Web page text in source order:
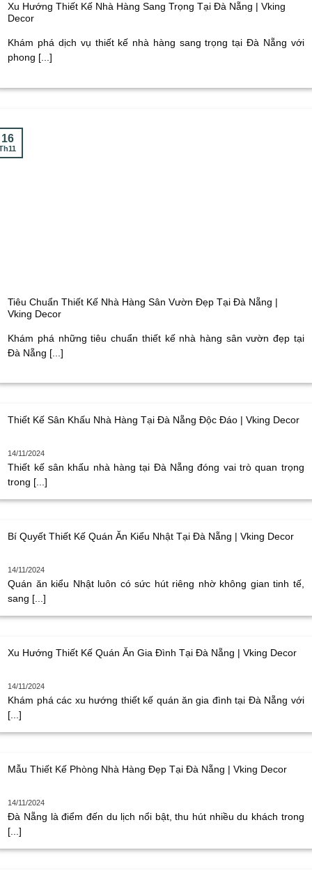
Xu Hướng Thiết Kế Nhà Hàng Sang Trọng Tại Đà Nẵng | Vking
Decor
Khám phá dịch vụ thiết kế nhà hàng sang trọng tại Đà Nẵng với
phong [...]
Tiêu Chuẩn Thiết Kế Nhà Hàng Sân Vườn Đẹp Tại Đà Nẵng |
Vking Decor
Khám phá những tiêu chuẩn thiết kế nhà hàng sân vườn đẹp tại
Đà Nẵng [...]
16
Thiết Kế Sân Khấu Nhà Hàng Tại Đà Nẵng Độc Đáo | Vking Decor
14/11/2024
Thiết kế sân khấu nhà hàng tại Đà Nẵng đóng vai trò quan trọng
trong [...]
Bí Quyết Thiết Kế Quán Ăn Kiểu Nhật Tại Đà Nẵng | Vking Decor
14/11/2024
Quán ăn kiểu Nhật luôn có sức hút riêng nhờ không gian tinh tế,
sang [...]
Xu Hướng Thiết Kế Quán Ăn Gia Đình Tại Đà Nẵng | Vking Decor
14/11/2024
Khám phá các xu hướng thiết kế quán ăn gia đình tại Đà Nẵng với
[...]
Mẫu Thiết Kế Phòng Nhà Hàng Đẹp Tại Đà Nẵng | Vking Decor
14/11/2024
Đà Nẵng là điểm đến du lịch nổi bật, thu hút nhiều du khách trong
[...]